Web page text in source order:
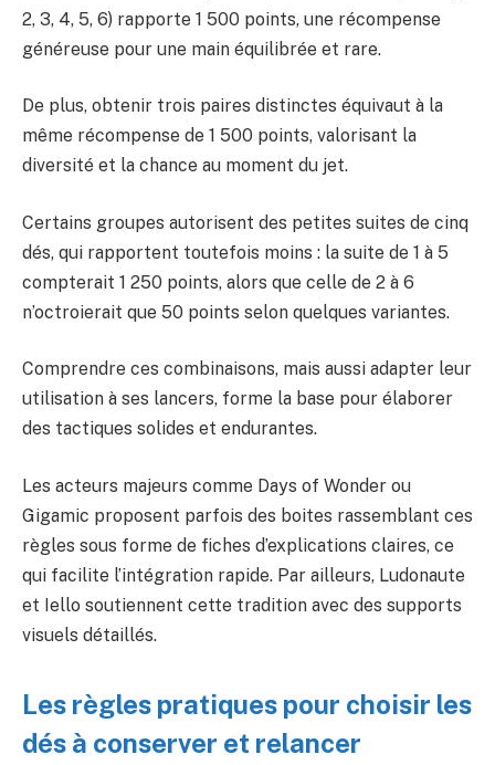
2, 3, 4, 5, 6) rapporte 1 500 points, une récompense
généreuse pour une main équilibrée et rare.
De plus, obtenir trois paires distinctes équivaut à la
même récompense de 1 500 points, valorisant la
diversité et la chance au moment du jet.
Certains groupes autorisent des petites suites de cinq
dés, qui rapportent toutefois moins : la suite de 1 à 5
compterait 1 250 points, alors que celle de 2 à 6
n’octroierait que 50 points selon quelques variantes.
Comprendre ces combinaisons, mais aussi adapter leur
utilisation à ses lancers, forme la base pour élaborer
des tactiques solides et endurantes.
Les acteurs majeurs comme Days of Wonder ou
Gigamic proposent parfois des boites rassemblant ces
règles sous forme de fiches d’explications claires, ce
qui facilite l’intégration rapide. Par ailleurs, Ludonaute
et Iello soutiennent cette tradition avec des supports
visuels détaillés.
Les règles pratiques pour choisir les
dés à conserver et relancer